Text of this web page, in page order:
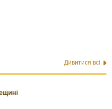
Дивитися всі